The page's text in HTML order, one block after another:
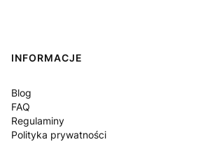
Linki w stopce
INFORMACJE
Blog
FAQ
Regulaminy
Polityka prywatności